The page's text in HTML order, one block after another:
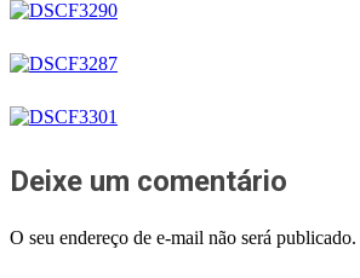
Deixe um comentário
O seu endereço de e-mail não será publicado.